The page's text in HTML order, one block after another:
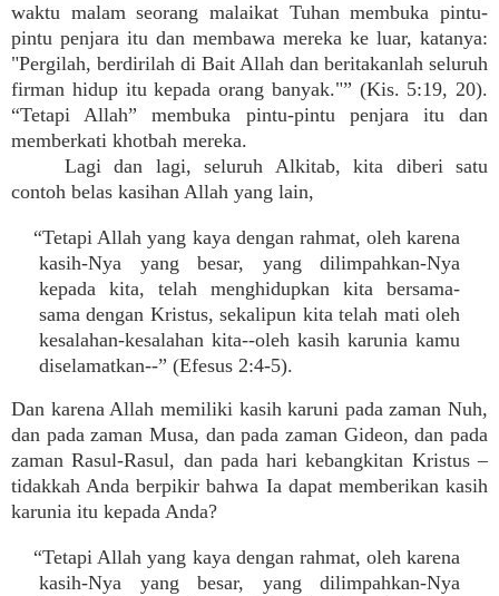
waktu malam seorang malaikat Tuhan membuka pintu-
pintu penjara itu dan membawa mereka ke luar, katanya:
"Pergilah, berdirilah di Bait Allah dan beritakanlah seluruh
firman hidup itu kepada orang banyak."” (Kis. 5:19, 20).
“Tetapi Allah” membuka pintu-pintu penjara itu dan
memberkati khotbah mereka.
Lagi dan lagi, seluruh Alkitab, kita diberi satu
contoh belas kasihan Allah yang lain,
“Tetapi Allah yang kaya dengan rahmat, oleh karena
kasih-Nya yang besar, yang dilimpahkan-Nya
kepada kita, telah menghidupkan kita bersama-
sama dengan Kristus, sekalipun kita telah mati oleh
kesalahan-kesalahan kita--oleh kasih karunia kamu
diselamatkan--” (Efesus 2:4-5).
Dan karena Allah memiliki kasih karuni pada zaman Nuh,
dan pada zaman Musa, dan pada zaman Gideon, dan pada
zaman Rasul-Rasul, dan pada hari kebangkitan Kristus –
tidakkah Anda berpikir bahwa Ia dapat memberikan kasih
karunia itu kepada Anda?
“Tetapi Allah yang kaya dengan rahmat, oleh karena
kasih-Nya yang besar, yang dilimpahkan-Nya